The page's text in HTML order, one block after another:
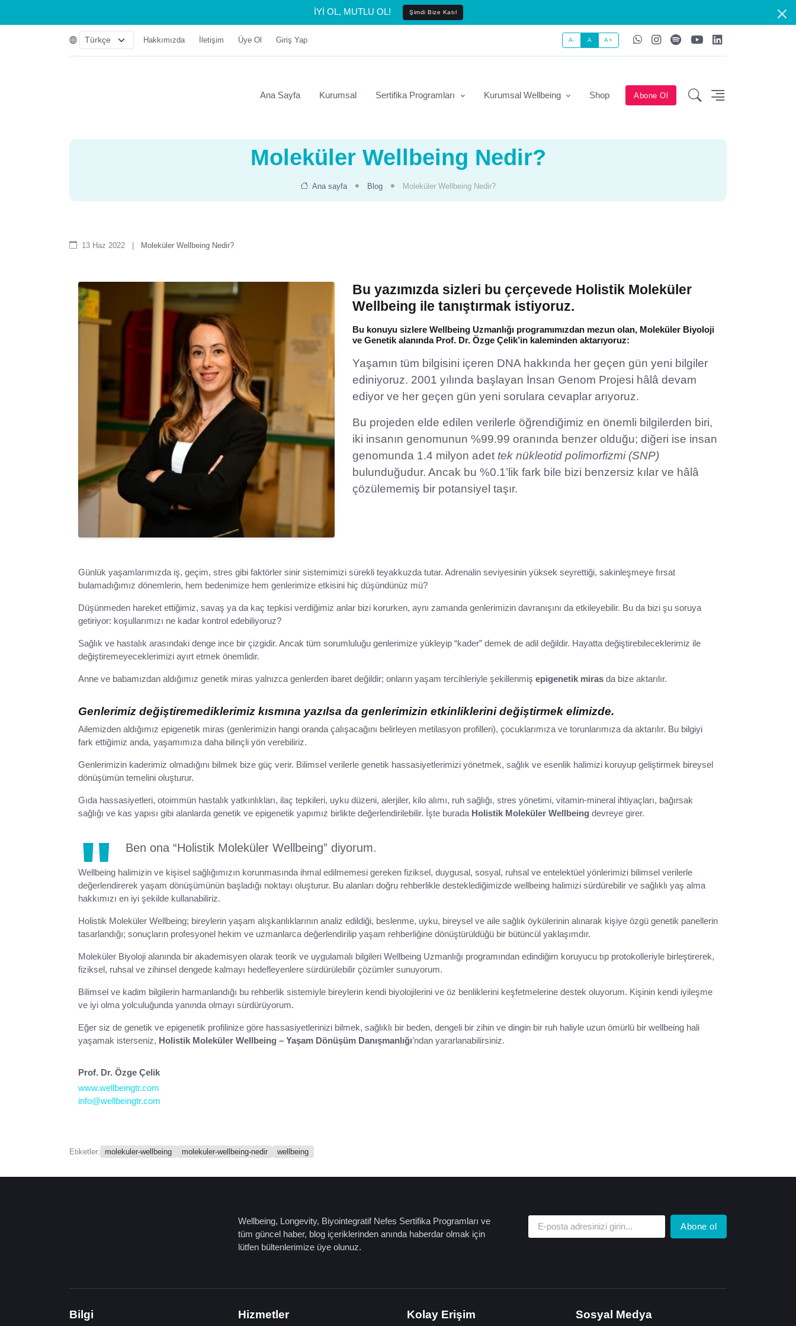
İYİ OL, MUTLU OL! Şimdi Bize Katıl
Hakkımızda İletişim Üye Ol Giriş Yap A- A A+
Ana Sayfa Kurumsal Sertifika Programları Kurumsal Wellbeing Shop Abone Ol
Moleküler Wellbeing Nedir?
Ana sayfa Blog Moleküler Wellbeing Nedir?
13 Haz 2022 | Moleküler Wellbeing Nedir?
Bu yazımızda sizleri bu çerçevede Holistik Moleküler
Wellbeing ile tanıştırmak istiyoruz.
Bu konuyu sizlere Wellbeing Uzmanlığı programımızdan mezun olan, Moleküler Biyoloji
ve Genetik alanında Prof. Dr. Özge Çelik’in kaleminden aktarıyoruz:
Yaşamın tüm bilgisini içeren DNA hakkında her geçen gün yeni bilgiler
ediniyoruz. 2001 yılında başlayan İnsan Genom Projesi hâlâ devam
ediyor ve her geçen gün yeni sorulara cevaplar arıyoruz.
Bu projeden elde edilen verilerle öğrendiğimiz en önemli bilgilerden biri,
iki insanın genomunun %99.99 oranında benzer olduğu; diğeri ise insan
genomunda 1.4 milyon adet tek nükleotid polimorfizmi (SNP)
bulunduğudur. Ancak bu %0.1’lik fark bile bizi benzersiz kılar ve hâlâ
çözülememiş bir potansiyel taşır.
Günlük yaşamlarımızda iş, geçim, stres gibi faktörler sinir sistemimizi sürekli teyakkuzda tutar. Adrenalin seviyesinin yüksek seyrettiği, sakinleşmeye fırsat
bulamadığımız dönemlerin, hem bedenimize hem genlerimize etkisini hiç düşündünüz mü?
Düşünmeden hareket ettiğimiz, savaş ya da kaç tepkisi verdiğimiz anlar bizi korurken, aynı zamanda genlerimizin davranışını da etkileyebilir. Bu da bizi şu soruya
getiriyor: koşullarımızı ne kadar kontrol edebiliyoruz?
Sağlık ve hastalık arasındaki denge ince bir çizgidir. Ancak tüm sorumluluğu genlerimize yükleyip “kader” demek de adil değildir. Hayatta değiştirebileceklerimiz ile
değiştiremeyeceklerimizi ayırt etmek önemlidir.
Anne ve babamızdan aldığımız genetik miras yalnızca genlerden ibaret değildir; onların yaşam tercihleriyle şekillenmiş epigenetik miras da bize aktarılır.
Genlerimiz değiştiremediklerimiz kısmına yazılsa da genlerimizin etkinliklerini değiştirmek elimizde.
Ailemizden aldığımız epigenetik miras (genlerimizin hangi oranda çalışacağını belirleyen metilasyon profilleri), çocuklarımıza ve torunlarımıza da aktarılır. Bu bilgiyi
fark ettiğimiz anda, yaşamımıza daha bilinçli yön verebiliriz.
Genlerimizin kaderimiz olmadığını bilmek bize güç verir. Bilimsel verilerle genetik hassasiyetlerimizi yönetmek, sağlık ve esenlik halimizi koruyup geliştirmek bireysel
dönüşümün temelini oluşturur.
Gıda hassasiyetleri, otoimmün hastalık yatkınlıkları, ilaç tepkileri, uyku düzeni, alerjiler, kilo alımı, ruh sağlığı, stres yönetimi, vitamin-mineral ihtiyaçları, bağırsak
sağlığı ve kas yapısı gibi alanlarda genetik ve epigenetik yapımız birlikte değerlendirilebilir. İşte burada Holistik Moleküler Wellbeing devreye girer.
Ben ona “Holistik Moleküler Wellbeing” diyorum.
Wellbeing halimizin ve kişisel sağlığımızın korunmasında ihmal edilmemesi gereken fiziksel, duygusal, sosyal, ruhsal ve entelektüel yönlerimizi bilimsel verilerle
değerlendirerek yaşam dönüşümünün başladığı noktayı oluşturur. Bu alanları doğru rehberlikle desteklediğimizde wellbeing halimizi sürdürebilir ve sağlıklı yaş alma
hakkımızı en iyi şekilde kullanabiliriz.
Holistik Moleküler Wellbeing; bireylerin yaşam alışkanlıklarının analiz edildiği, beslenme, uyku, bireysel ve aile sağlık öykülerinin alınarak kişiye özgü genetik panellerin
tasarlandığı; sonuçların profesyonel hekim ve uzmanlarca değerlendirilip yaşam rehberliğine dönüştürüldüğü bir bütüncül yaklaşımdır.
Moleküler Biyoloji alanında bir akademisyen olarak teorik ve uygulamalı bilgileri Wellbeing Uzmanlığı programından edindiğim koruyucu tıp protokolleriyle birleştirerek,
fiziksel, ruhsal ve zihinsel dengede kalmayı hedefleyenlere sürdürülebilir çözümler sunuyorum.
Bilimsel ve kadim bilgilerin harmanlandığı bu rehberlik sistemiyle bireylerin kendi biyolojilerini ve öz benliklerini keşfetmelerine destek oluyorum. Kişinin kendi iyileşme
ve iyi olma yolculuğunda yanında olmayı sürdürüyorum.
Eğer siz de genetik ve epigenetik profilinize göre hassasiyetlerinizi bilmek, sağlıklı bir beden, dengeli bir zihin ve dingin bir ruh haliyle uzun ömürlü bir wellbeing hali
yaşamak isterseniz, Holistik Moleküler Wellbeing – Yaşam Dönüşüm Danışmanlığı’ndan yararlanabilirsiniz.
Prof. Dr. Özge Çelik
www.wellbeingtr.com
info@wellbeingtr.com
Etiketler: molekuler-wellbeing molekuler-wellbeing-nedir wellbeing
Wellbeing, Longevity, Biyointegratif Nefes Sertifika Programları ve
tüm güncel haber, blog içeriklerinden anında haberdar olmak için
lütfen bültenlerimize üye olunuz.
Abone ol
Bilgi Hizmetler Kolay Erişim Sosyal Medya